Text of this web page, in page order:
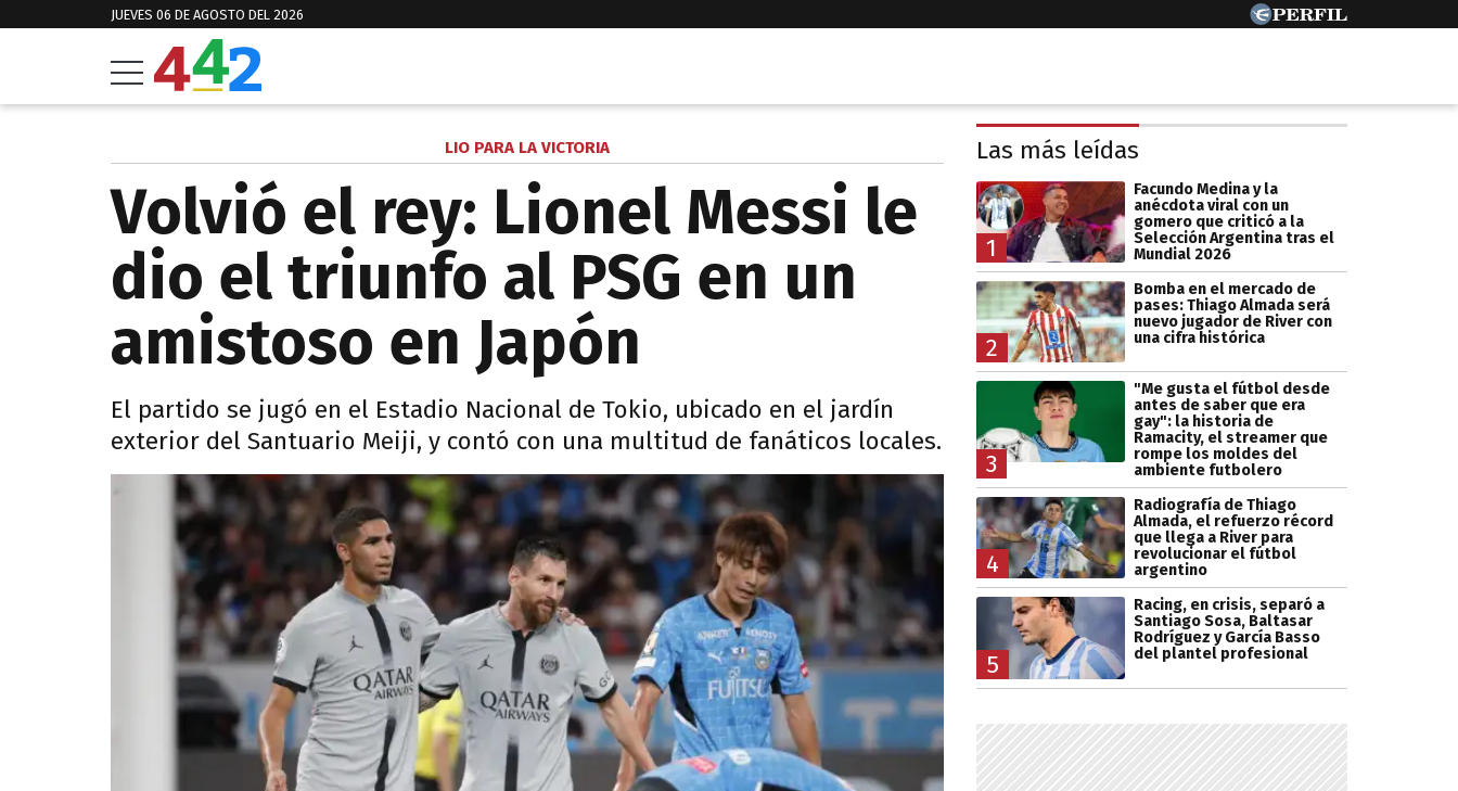
JUEVES 06 DE AGOSTO DEL 2026
LIO PARA LA VICTORIA
Volvió el rey: Lionel Messi le
dio el triunfo al PSG en un
amistoso en Japón
El partido se jugó en el Estadio Nacional de Tokio, ubicado en el jardín
exterior del Santuario Meiji, y contó con una multitud de fanáticos locales.
Las más leídas
1
Facundo Medina y la
anécdota viral con un
gomero que criticó a la
Selección Argentina tras el
Mundial 2026
2
Bomba en el mercado de
pases: Thiago Almada será
nuevo jugador de River con
una cifra histórica
3
"Me gusta el fútbol desde
antes de saber que era
gay": la historia de
Ramacity, el streamer que
rompe los moldes del
ambiente futbolero
4
Radiografía de Thiago
Almada, el refuerzo récord
que llega a River para
revolucionar el fútbol
argentino
5
Racing, en crisis, separó a
Santiago Sosa, Baltasar
Rodríguez y García Basso
del plantel profesional